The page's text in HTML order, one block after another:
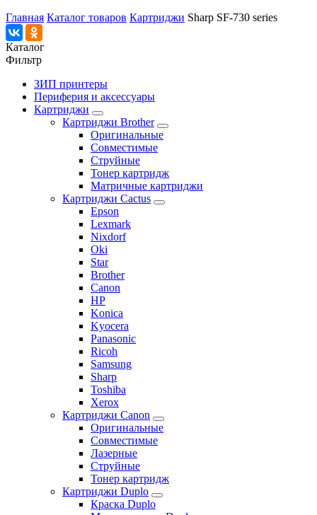
Главная Каталог товаров Картриджи Sharp SF-730 series
Каталог
Фильтр
ЗИП принтеры
Периферия и аксессуары
Картриджи
Картриджи Brother
Оригинальные
Совместимые
Струйные
Тонер картридж
Матричные картриджи
Картриджи Cactus
Epson
Lexmark
Nixdorf
Oki
Star
Brother
Canon
HP
Konica
Kyocera
Panasonic
Ricoh
Samsung
Sharp
Toshiba
Xerox
Картриджи Canon
Оригинальные
Совместимые
Лазерные
Струйные
Тонер картридж
Картриджи Duplo
Краска Duplo